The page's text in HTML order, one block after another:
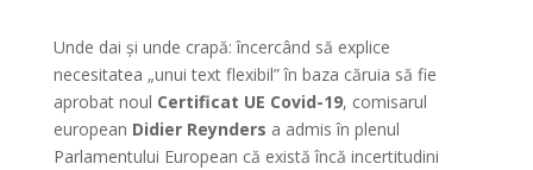
Unde dai și unde crapă: încercând să explice
necesitatea „unui text flexibil” în baza căruia să fie
aprobat noul Certificat UE Covid-19, comisarul
european Didier Reynders a admis în plenul
Parlamentului European că există încă incertitudini